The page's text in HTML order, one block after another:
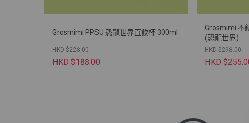
Grosmimi PPSU 恐龍世界直飲杯 300ml
HKD $228.00
HKD $188.00
Grosmimi 不
(恐龍世界)
HKD $298.00
HKD